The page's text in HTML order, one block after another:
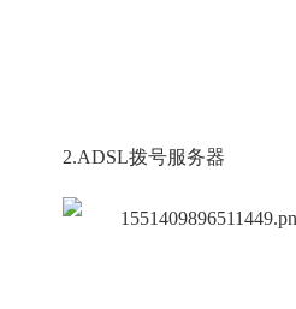
2.ADSL拨号服务器